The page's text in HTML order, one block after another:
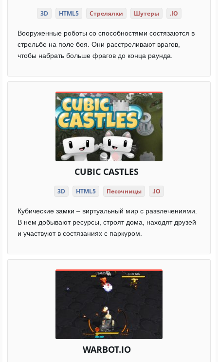
3D HTML5 Стрелялки Шутеры .IO
Вооруженные роботы со способностями состязаются в
стрельбе на поле боя. Они расстреливают врагов,
чтобы набрать больше фрагов до конца раунда.
CUBIC CASTLES
3D HTML5 Песочницы .IO
Кубические замки – виртуальный мир с развлечениями.
В нем добывают ресурсы, строят дома, находят друзей
и участвуют в состязаниях с паркуром.
WARBOT.IO